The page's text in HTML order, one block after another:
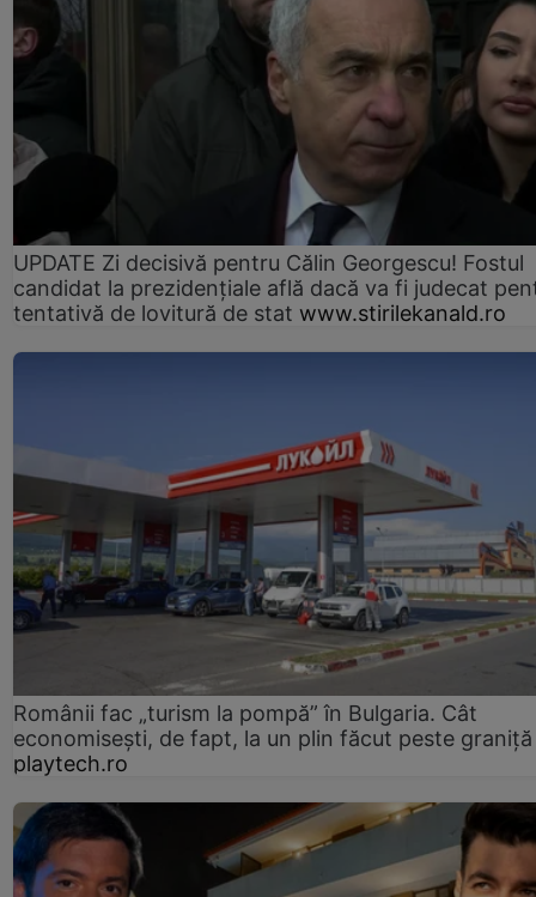
UPDATE Zi decisivă pentru Călin Georgescu! Fostul
candidat la prezidențiale află dacă va fi judecat
tentativă de lovitură de stat www.stirilekanald.ro
Românii fac „turism la pompă” în Bulgaria. Cât
economisești, de fapt, la un plin făcut peste graniță
playtech.ro